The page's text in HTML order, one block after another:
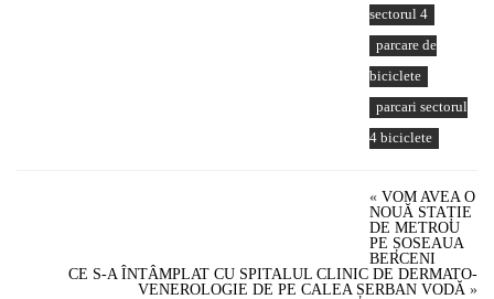
sectorul 4
parcare de
biciclete
parcari sectorul
4 biciclete
« VOM AVEA O
NOUĂ STAȚIE
DE METROU
PE ȘOSEAUA
BERCENI
CE S-A ÎNTÂMPLAT CU SPITALUL CLINIC DE DERMATO-
VENEROLOGIE DE PE CALEA ȘERBAN VODĂ »